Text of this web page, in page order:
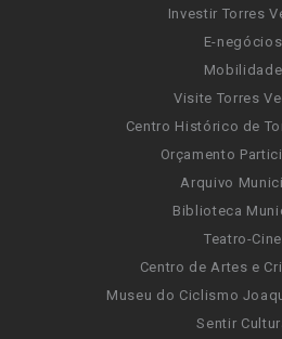
Investir Torres
E-negócios
Mobilidade
Visite Torres
Centro Histórico de
Orçamento
Arquivo
Biblioteca
Teatro-Cine
Centro de Artes e
Museu do Ciclismo
Sentir